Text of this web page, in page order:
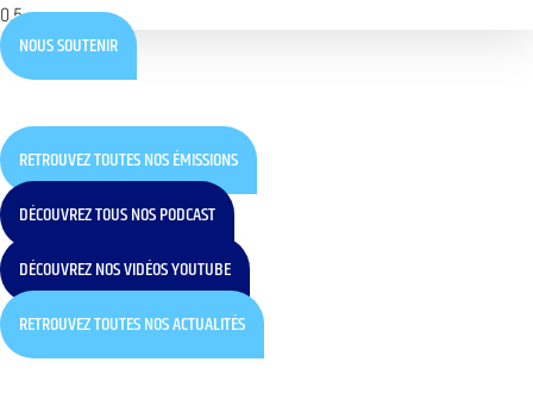
NOUS SOUTENIR
RETROUVEZ TOUTES NOS ÉMISSIONS
DÉCOUVREZ TOUS NOS PODCAST
DÉCOUVREZ NOS VIDÉOS YOUTUBE
RETROUVEZ TOUTES NOS ACTUALITÉS